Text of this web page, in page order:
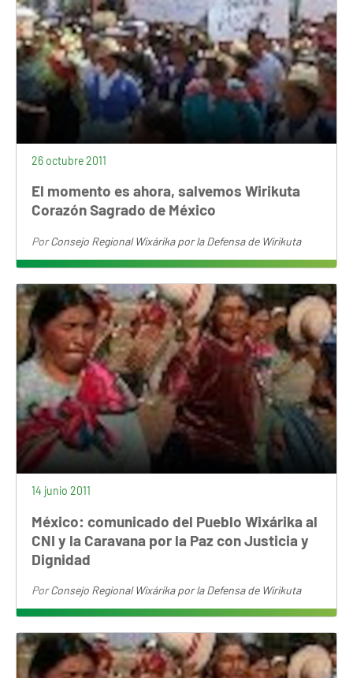
26 octubre 2011
El momento es ahora, salvemos Wirikuta
Corazón Sagrado de México
PorConsejo Regional Wixárika por la Defensa de Wirikuta
14 junio 2011
México: comunicado del Pueblo Wixárika al
CNI y la Caravana por la Paz con Justicia y
Dignidad
PorConsejo Regional Wixárika por la Defensa de Wirikuta